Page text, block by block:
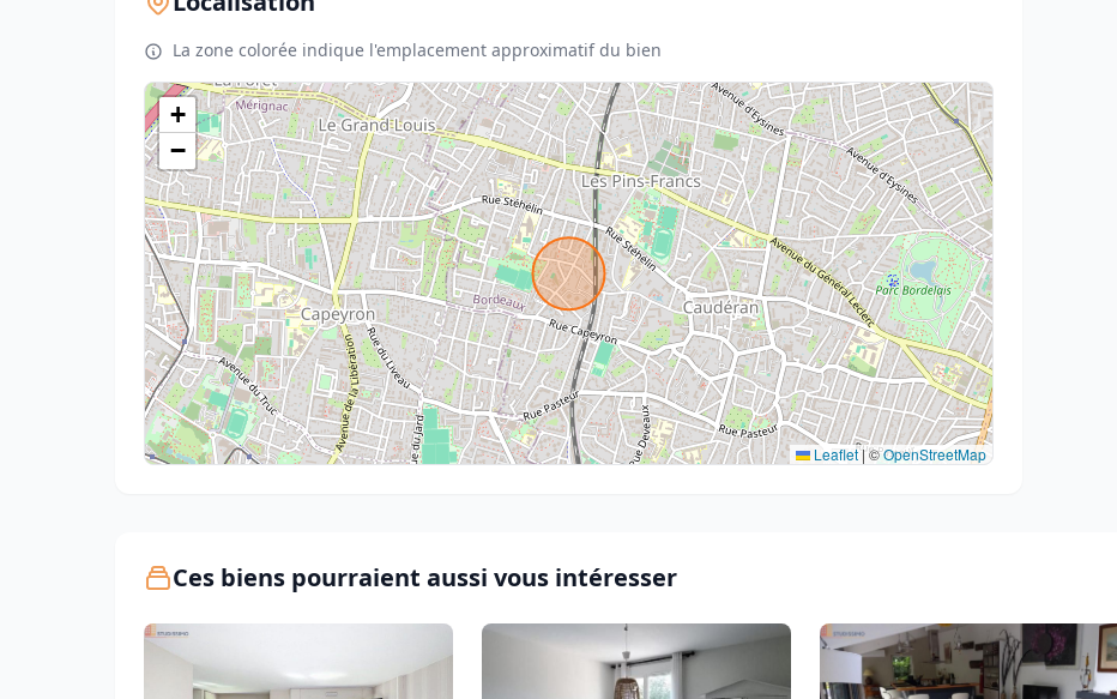
La zone colorée indique l'emplacement approximatif du bien
+
−
Leaflet |©OpenStreetMap
Ces biens pourraient aussi vous intéresser